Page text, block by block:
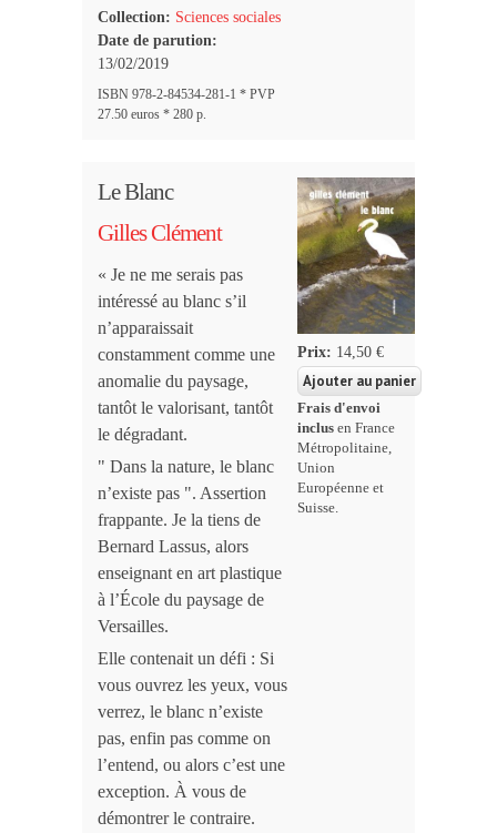
Collection: Sciences sociales
Date de parution:
13/02/2019
ISBN 978-2-84534-281-1 * PVP
27.50 euros * 280 p.
Le Blanc
Gilles Clément
« Je ne me serais pas
intéressé au blanc s’il
n’apparaissait
constamment comme une
anomalie du paysage,
tantôt le valorisant, tantôt
le dégradant.
" Dans la nature, le blanc
n’existe pas ". Assertion
frappante. Je la tiens de
Bernard Lassus, alors
enseignant en art plastique
à l’École du paysage de
Versailles.
Elle contenait un défi : Si
vous ouvrez les yeux, vous
verrez, le blanc n’existe
pas, enfin pas comme on
l’entend, ou alors c’est une
exception. À vous de
démontrer le contraire.
Prix: 14,50 €
Frais d'envoi
inclus en France
Métropolitaine,
Union
Européenne et
Suisse.